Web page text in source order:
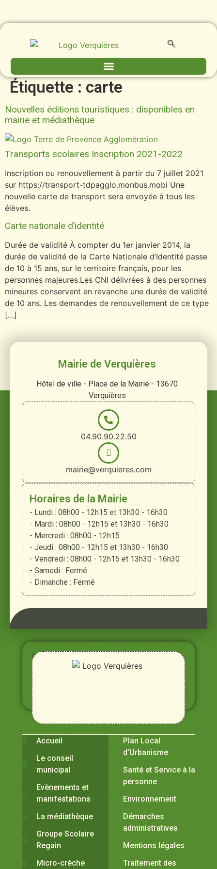
Étiquette : carte
Nouvelles éditions touristiques : disponibles en
mairie et médiathèque
Transports scolaires Inscription 2021-2022
Inscription ou renouvellement à partir du 7 juillet 2021
sur https://transport-tdpagglo.monbus.mobi Une
nouvelle carte de transport sera envoyée à tous les
élèves.
Carte nationale d’identité
Durée de validité À compter du 1er janvier 2014, la
durée de validité de la Carte Nationale d’Identité passe
de 10 à 15 ans, sur le territoire français, pour les
personnes majeures.Les CNI délivrées à des personnes
mineures conservent en revanche une durée de validité
de 10 ans. Les demandes de renouvellement de ce type
[…]
Mairie de Verquières
Hôtel de ville - Place de la Mairie - 13670
Verquières
04.90.90.22.50
mairie@verquieres.com
Horaires de la Mairie
- Lundi : 08h00 - 12h15 et 13h30 - 16h30
- Mardi : 08h00 - 12h15 et 13h30 - 16h30
- Mercredi : 08h00 - 12h15
- Jeudi : 08h00 - 12h15 et 13h30 - 16h30
- Vendredi : 08h00 - 12h15 et 13h30 - 16h30
- Samedi : Fermé
- Dimanche : Fermé
Entre
Rhône,
Alpilles
et
Durance
Accueil
Le conseil
municipal
Evènements et
manifestations
La médiathèque
Groupe Scolaire
Regain
Micro-crèche
Plan Local
d’Urbanisme
Santé et Service à la
personne
Environnement
Démarches
administratives
Mentions légales
Traitement des